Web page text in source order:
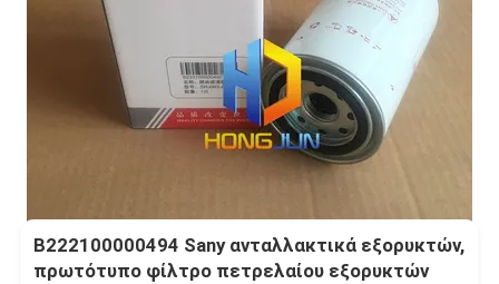
B222100000494 Sany ανταλλακτικά εξορυκτών,
πρωτότυπο φίλτρο πετρελαίου εξορυκτών